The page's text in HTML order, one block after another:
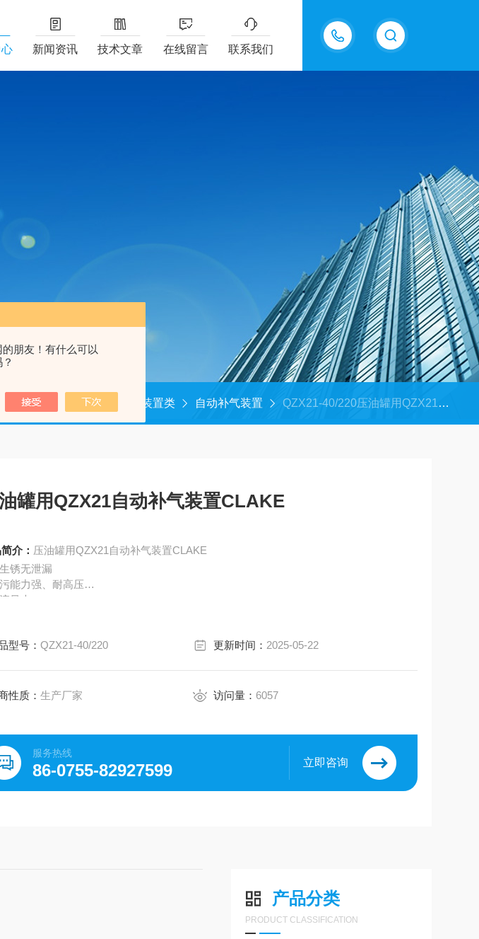
朋友！有什么可以
15361889375
新闻资讯 技术文章 在线留言 联系我们
首页 产品中心 控制装置类 自动补气装置 QZX21-40/220压油罐用QZX21自动补气装置CLAKE
罐用QZX21自动补气装置CLAKE
介： 压油罐用QZX21自动补气装置CLAKE
锈无泄漏
能力强、耐高压
量大
型号：QZX21-40/220 更新时间： 2025-05-22
性质：生产厂家 访问量： 6057
服务热线
86-0755-82927599 立即咨询
产品分类
PRODUCT CLASSIFICATION